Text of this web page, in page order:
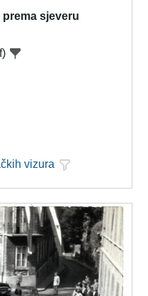
prema sjeveru
vizura